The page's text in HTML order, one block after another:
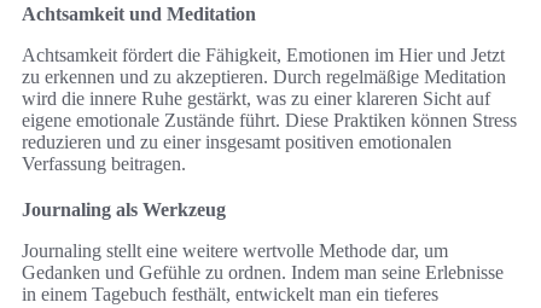
Achtsamkeit und Meditation
Achtsamkeit fördert die Fähigkeit, Emotionen im Hier und Jetzt
zu erkennen und zu akzeptieren. Durch regelmäßige Meditation
wird die innere Ruhe gestärkt, was zu einer klareren Sicht auf
eigene emotionale Zustände führt. Diese Praktiken können Stress
reduzieren und zu einer insgesamt positiven emotionalen
Verfassung beitragen.
Journaling als Werkzeug
Journaling stellt eine weitere wertvolle Methode dar, um
Gedanken und Gefühle zu ordnen. Indem man seine Erlebnisse
in einem Tagebuch festhält, entwickelt man ein tieferes